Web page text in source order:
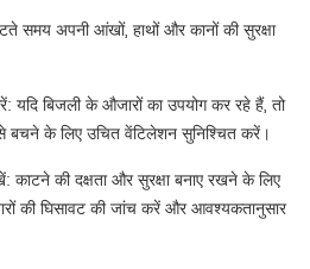
समय अपनी आंखों, हाथों और कानों की सुरक्षा
यदि बिजली के औजारों का उपयोग कर रहे हैं, तो
बचने के लिए उचित वेंटिलेशन सुनिश्चित करें।
की दक्षता और सुरक्षा बनाए रखने के लिए
की घिसावट की जांच करें और आवश्यकतानुसार